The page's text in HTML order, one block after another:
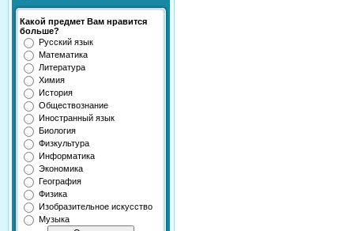
Какой предмет Вам нравится
больше?
Русский язык
Математика
Литература
Химия
История
Обществознание
Иностранный язык
Биология
Физкультура
Информатика
Экономика
География
Физика
Изобразительное искусство
Музыка